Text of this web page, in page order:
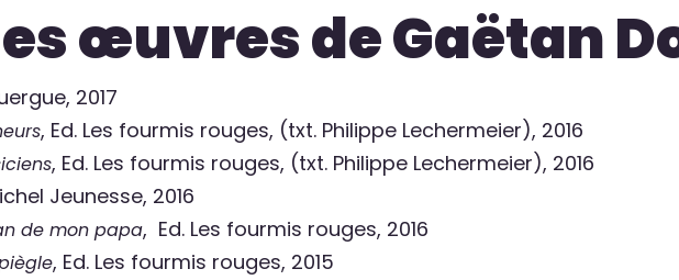
œuvres de Gaëtan
2017
, Ed. Les fourmis rouges, (txt. Philippe Lechermeier), 2016
, Ed. Les fourmis rouges, (txt. Philippe Lechermeier), 2016
Jeunesse, 2016
de mon papa, Ed. Les fourmis rouges, 2016
, Ed. Les fourmis rouges, 2015